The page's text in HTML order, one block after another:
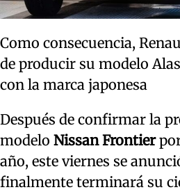
Como consecuencia,
de producir su modelo
con la marca japonesa
Después de confirmar la
modelo Nissan Frontier
año, este viernes se
finalmente terminará su